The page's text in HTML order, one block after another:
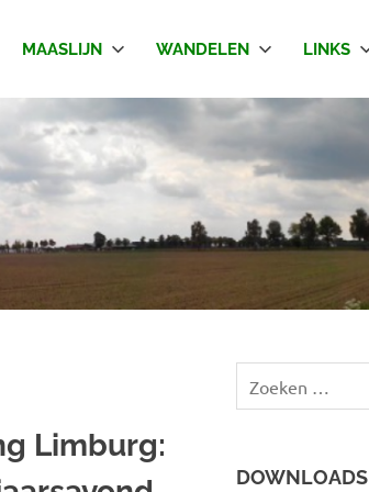
MAASLIJN WANDELEN LINKS
Limburg:
e
DOWNLOADS